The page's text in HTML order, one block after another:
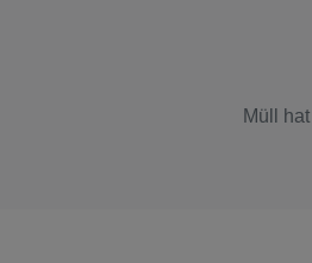
Müll